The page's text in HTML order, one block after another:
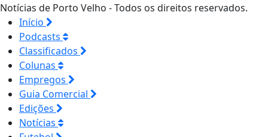
Notícias de Porto Velho - Todos os direitos reservados.
Início
Podcasts
Classificados
Colunas
Empregos
Guia Comercial
Edições
Notícias